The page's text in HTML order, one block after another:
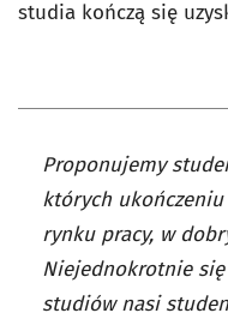
studia kończą się
Proponujemy
których ukończeniu
rynku pracy, w
Niejednokrotnie się
studiów nasi